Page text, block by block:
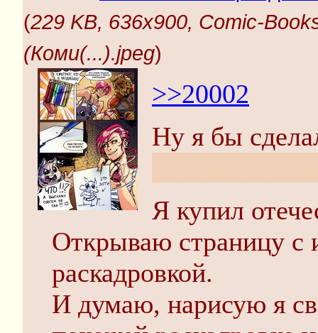
(229 KB, 636x900, Comic-
(Коми(...).jpeg)
>>20002
Ну я бы
Я купил
Открываю страницу с
раскадровкой.
И думаю, нарисую я